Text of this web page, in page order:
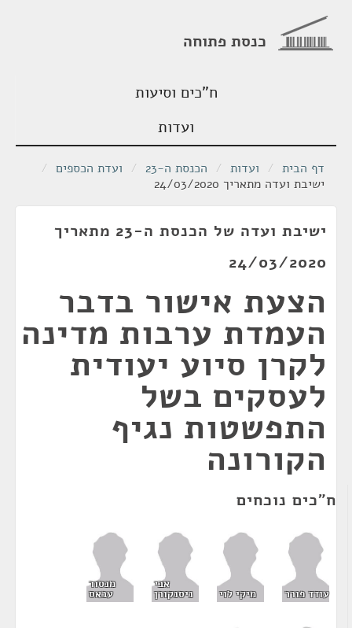
כנסת פתוחה
ח"כים וסיעות
ועדות
דף הבית / ועדות / הכנסת ה-23 / ועדת הכספים /
ישיבת ועדה מתאריך 24/03/2020
ישיבת ועדה של הכנסת ה-23 מתאריך
24/03/2020
הצעת אישור בדבר
העמדת ערבות מדינה
לקרן סיוע יעודית
לעסקים בשל
התפשטות נגיף
הקורונה
ח"כים נוכחים
עודד פורר מיקי לוי
אבי
ניסנקורן
מנסור
עבאס